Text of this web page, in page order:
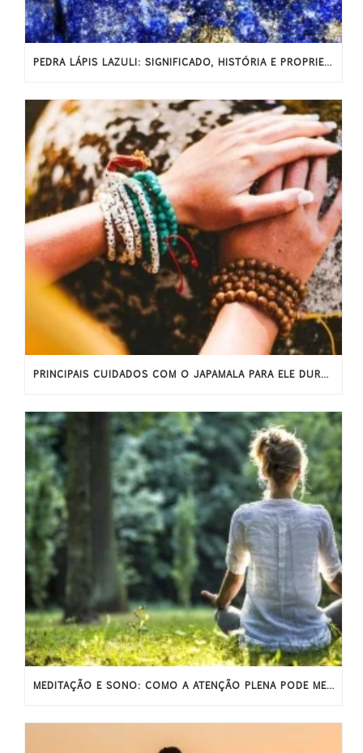
PEDRA LÁPIS LAZULI: SIGNIFICADO, HISTÓRIA E PROPRIEDADES ENERGÉTICAS
PRINCIPAIS CUIDADOS COM O JAPAMALA PARA ELE DURAR MAIS
MEDITAÇÃO E SONO: COMO A ATENÇÃO PLENA PODE MELHORAR O SONO